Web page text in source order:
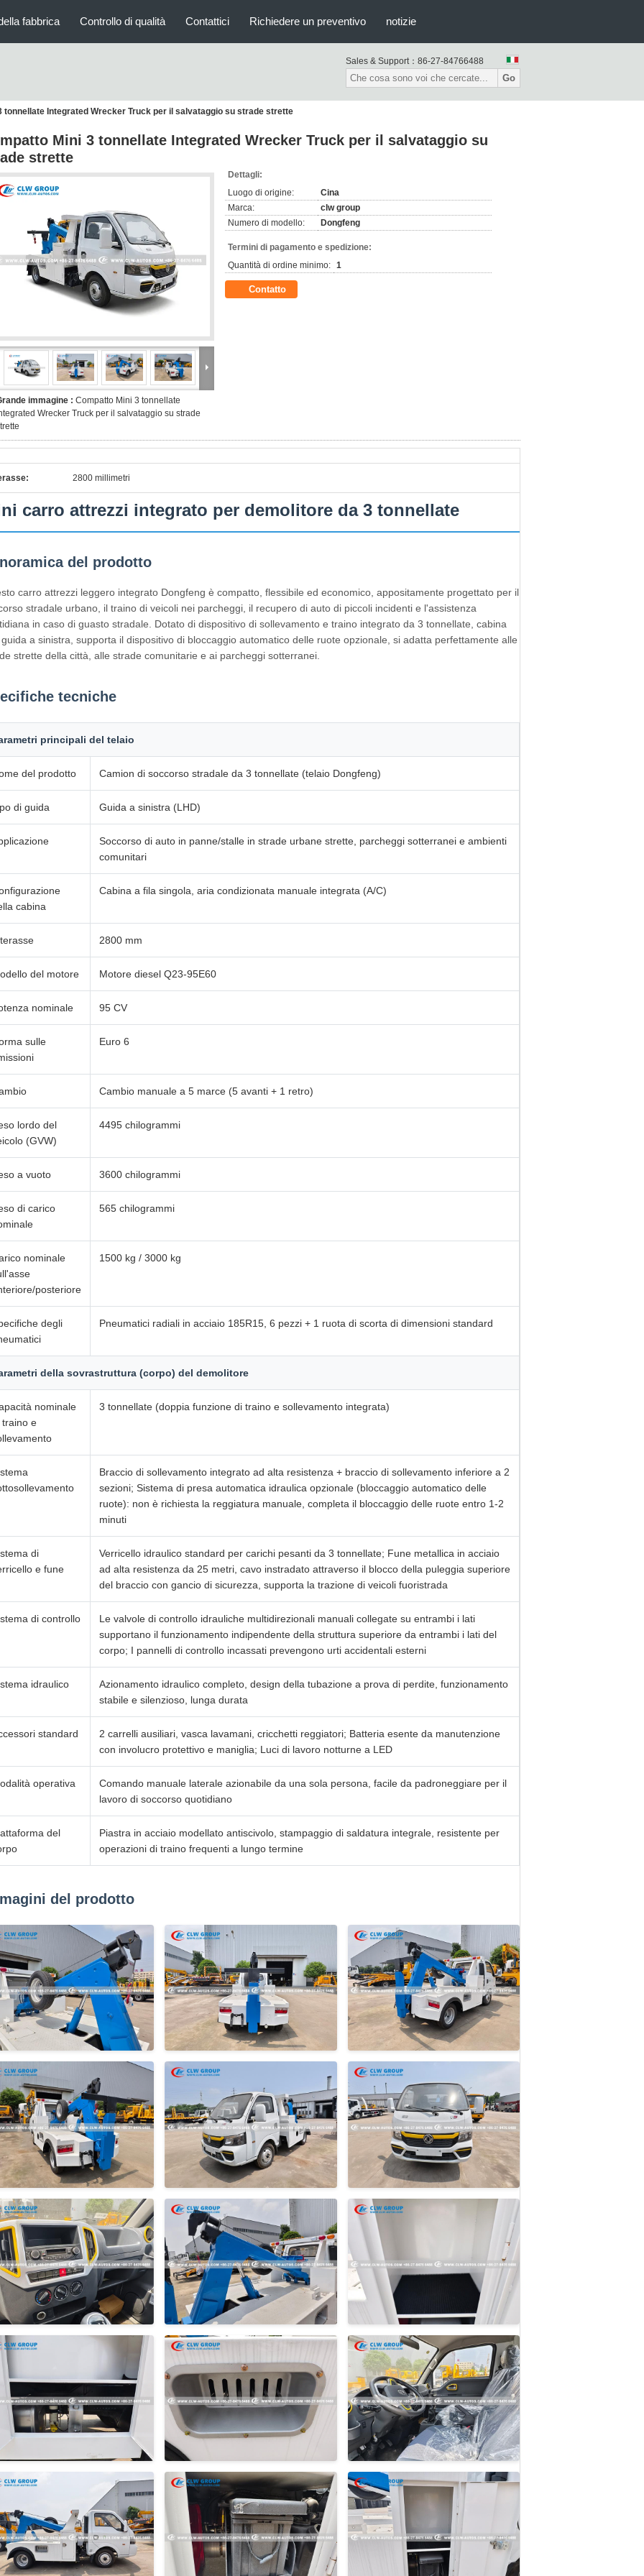
fabbrica Controllo di qualità Contattici Richiedere un preventivo notizie
Sales & Support： 86-27-84766488
Go
tonnellate Integrated Wrecker Truck per il salvataggio su strade strette
Mini 3 tonnellate Integrated Wrecker Truck per il salvataggio su
strette
immagine : Compatto Mini 3 tonnellate
Wrecker Truck per il salvataggio su strade
Dettagli:
Luogo di origine:
Cina
Marca:
clw group
Numero di modello:
Dongfeng
Termini di pagamento e spedizione:
Quantità di ordine minimo: 1
Contatto
2800 millimetri
carro attrezzi integrato per demolitore da 3 tonnellate
del prodotto
carro attrezzi leggero integrato Dongfeng è compatto, flessibile ed economico, appositamente progettato per il
stradale urbano, il traino di veicoli nei parcheggi, il recupero di auto di piccoli incidenti e l'assistenza
in caso di guasto stradale. Dotato di dispositivo di sollevamento e traino integrato da 3 tonnellate, cabina
a sinistra, supporta il dispositivo di bloccaggio automatico delle ruote opzionale, si adatta perfettamente alle
strette della città, alle strade comunitarie e ai parcheggi sotterranei.
tecniche
principali del telaio
del prodotto Camion di soccorso stradale da 3 tonnellate (telaio Dongfeng)
di guida Guida a sinistra (LHD)
Soccorso di auto in panne/stalle in strade urbane strette, parcheggi sotterranei e ambienti
comunitari
cabina
Cabina a fila singola, aria condizionata manuale integrata (A/C)
2800 mm
del motore Motore diesel Q23-95E60
nominale 95 CV
sulle
Euro 6
Cambio manuale a 5 marce (5 avanti + 1 retro)
lordo del
(GVW)
4495 chilogrammi
a vuoto 3600 chilogrammi
di carico
565 chilogrammi
nominale
posteriore
1500 kg / 3000 kg
degli
Pneumatici radiali in acciaio 185R15, 6 pezzi + 1 ruota di scorta di dimensioni standard
della sovrastruttura (corpo) del demolitore
nominale
traino e
3 tonnellate (doppia funzione di traino e sollevamento integrata)
Braccio di sollevamento integrato ad alta resistenza + braccio di sollevamento inferiore a 2
sezioni; Sistema di presa automatica idraulica opzionale (bloccaggio automatico delle
ruote): non è richiesta la reggiatura manuale, completa il bloccaggio delle ruote entro 1-2
minuti
di
e fune
Verricello idraulico standard per carichi pesanti da 3 tonnellate; Fune metallica in acciaio
ad alta resistenza da 25 metri, cavo instradato attraverso il blocco della puleggia superiore
del braccio con gancio di sicurezza, supporta la trazione di veicoli fuoristrada
di controllo
Le valvole di controllo idrauliche multidirezionali manuali collegate su entrambi i lati
supportano il funzionamento indipendente della struttura superiore da entrambi i lati del
corpo; I pannelli di controllo incassati prevengono urti accidentali esterni
idraulico
Azionamento idraulico completo, design della tubazione a prova di perdite, funzionamento
stabile e silenzioso, lunga durata
standard
2 carrelli ausiliari, vasca lavamani, cricchetti reggiatori; Batteria esente da manutenzione
con involucro protettivo e maniglia; Luci di lavoro notturne a LED
operativa
Comando manuale laterale azionabile da una sola persona, facile da padroneggiare per il
lavoro di soccorso quotidiano
del
Piastra in acciaio modellato antiscivolo, stampaggio di saldatura integrale, resistente per
operazioni di traino frequenti a lungo termine
del prodotto